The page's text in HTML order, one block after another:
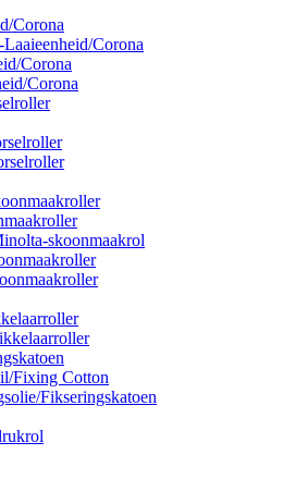
Corona
Corona
Corona
Corona
skoonmaakrol
Fixing Cotton
Fikseringskatoen